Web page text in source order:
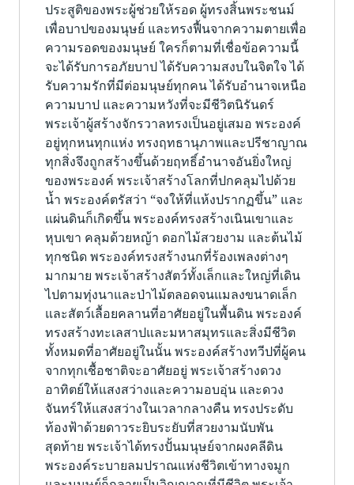
ประสูติของพระผู้ช่วยให้รอด ผู้ทรงสิ้นพระชนม์
เพื่อบาปของมนุษย์ และทรงฟื้นจากความตายเพื่อ
ความรอดของมนุษย์ ใครก็ตามที่เชื่อข้อความนี้
จะได้รับการอภัยบาป ได้รับความสงบในจิตใจ ได้
รับความรักที่มีต่อมนุษย์ทุกคน ได้รับอำนาจเหนือ
ความบาป และความหวังที่จะมีชีวิตนิรันดร์
พระเจ้าผู้สร้างจักรวาลทรงเป็นอยู่เสมอ พระองค์
อยู่ทุกหนทุกแห่ง ทรงฤทธานุภาพและปรีชาญาณ
ทุกสิ่งจึงถูกสร้างขึ้นด้วยฤทธิ์อำนาจอันยิ่งใหญ่
ของพระองค์ พระเจ้าสร้างโลกที่ปกคลุมไปด้วย
น้ำ พระองค์ตรัสว่า “จงให้ที่แห้งปรากฏขึ้น” และ
แผ่นดินก็เกิดขึ้น พระองค์ทรงสร้างเนินเขาและ
หุบเขา คลุมด้วยหญ้า ดอกไม้สวยงาม และต้นไม้
ทุกชนิด พระองค์ทรงสร้างนกที่ร้องเพลงต่างๆ
มากมาย พระเจ้าสร้างสัตว์ทั้งเล็กและใหญ่ที่เดิน
ไปตามทุ่งนาและป่าไม้ตลอดจนแมลงขนาดเล็ก
และสัตว์เลื้อยคลานที่อาศัยอยู่ในพื้นดิน พระองค์
ทรงสร้างทะเลสาปและมหาสมุทรและสิ่งมีชีวิต
ทั้งหมดที่อาศัยอยู่ในนั้น พระองค์สร้างทวีปที่ผู้คน
จากทุกเชื้อชาติจะอาศัยอยู่ พระเจ้าสร้างดวง
อาทิตย์ให้แสงสว่างและความอบอุ่น และดวง
จันทร์ให้แสงสว่างในเวลากลางคืน ทรงประดับ
ท้องฟ้าด้วยดาวระยิบระยับที่สวยงามนับพัน
สุดท้าย พระเจ้าได้ทรงปั้นมนุษย์จากผงคลีดิน
พระองค์ระบายลมปราณแห่งชีวิตเข้าทางจมูก